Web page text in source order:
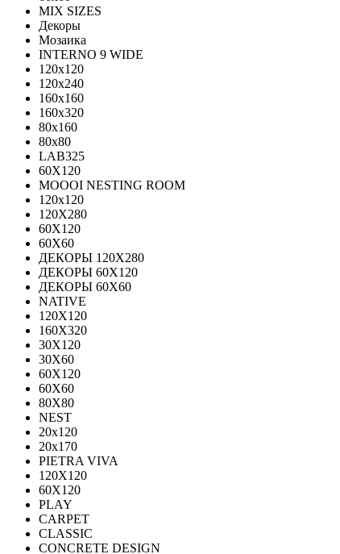
MIX SIZES
Декоры
Мозаика
INTERNO 9 WIDE
120x120
120x240
160x160
160x320
80x160
80x80
LAB325
60X120
MOOOI NESTING ROOM
120x120
120Х280
60Х120
60Х60
ДЕКОРЫ 120Х280
ДЕКОРЫ 60Х120
ДЕКОРЫ 60Х60
NATIVE
120Х120
160Х320
30X120
30X60
60X120
60X60
80Х80
NEST
20x120
20x170
PIETRA VIVA
120X120
60Х120
PLAY
CARPET
CLASSIC
CONCRETE DESIGN